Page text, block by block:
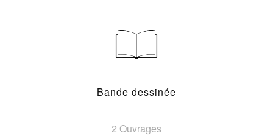
Bande dessinée
2 Ouvrages